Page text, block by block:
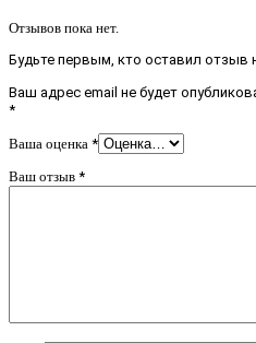
Отзывов пока нет.
Будьте первым, кто оставил отзыв
Ваш адрес email не будет
*
Ваша оценка *
Ваш отзыв *